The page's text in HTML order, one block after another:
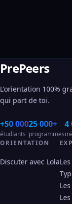
PrePeers
L'orientation 100%
qui part de toi.
+50 000
étudiants
25 000+
programmes
4
ORIENTATION
Discuter avec Lola